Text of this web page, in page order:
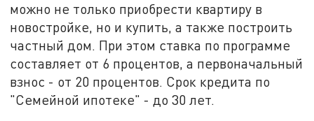
можно не только приобрести квартиру в
новостройке, но и купить, а также построить
частный дом. При этом ставка по программе
составляет от 6 процентов, а первоначальный
взнос - от 20 процентов. Срок кредита по
"Семейной ипотеке" - до 30 лет.